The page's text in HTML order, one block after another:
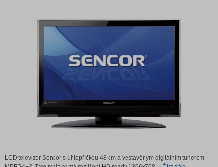
LCD televizor Sencor s úhlopříčkou 48 cm a vestavěným digitálním tunerem